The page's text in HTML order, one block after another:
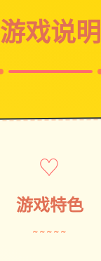
游戏说明
♡
游戏特色
~~~~~